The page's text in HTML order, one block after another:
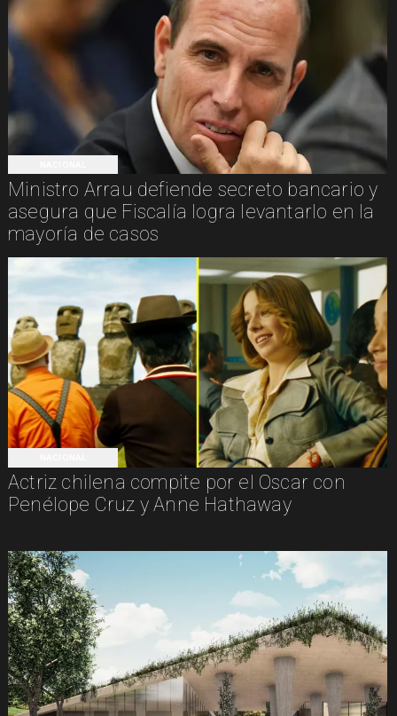
Ministro Arrau defiende secreto bancario y
asegura que Fiscalía logra levantarlo en la
mayoría de casos
Actriz chilena compite por el Oscar con
Penélope Cruz y Anne Hathaway